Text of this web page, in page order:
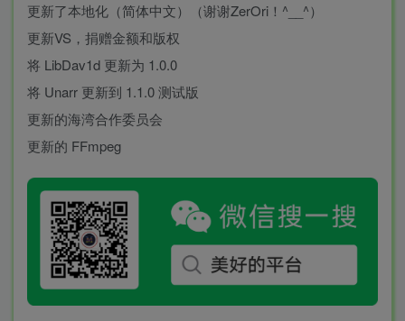
更新了本地化（简体中文）（谢谢ZerOri！^__^）
更新VS，捐赠金额和版权
将 LibDav1d 更新为 1.0.0
将 Unarr 更新到 1.1.0 测试版
更新的海湾合作委员会
更新的 FFmpeg